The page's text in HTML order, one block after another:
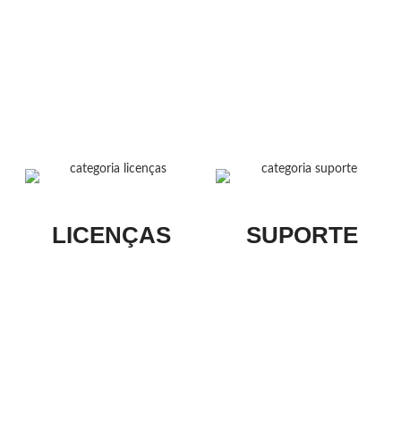
LICENÇAS SUPORTE